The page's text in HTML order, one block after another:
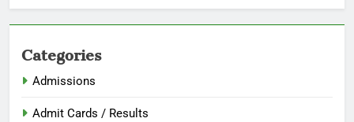
Categories
Admissions
Admit Cards / Results